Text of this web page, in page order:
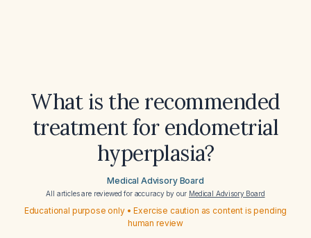
What is the recommended
treatment for endometrial
hyperplasia?
Medical Advisory Board
All articles are reviewed for accuracy by our Medical Advisory Board
Educational purpose only • Exercise caution as content is pending
human review